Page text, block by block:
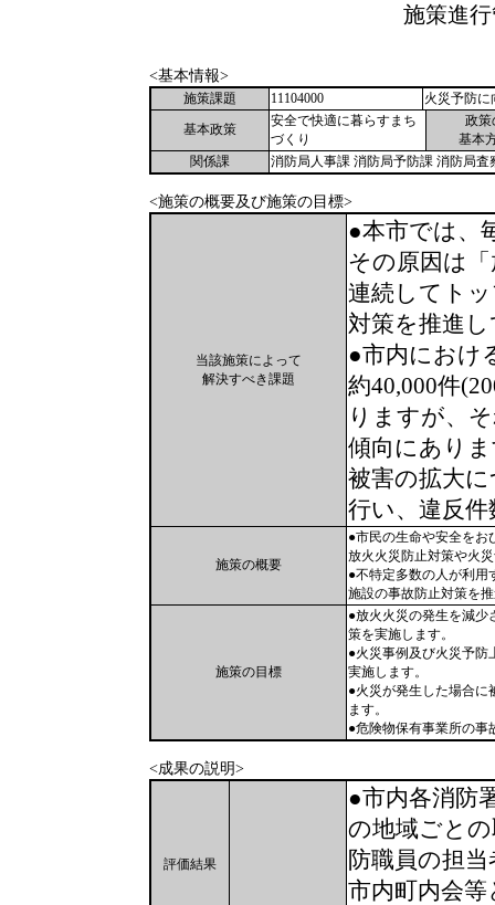
施策進
<基本情報>
施策課題 11104000
火災予防に
基本政策
安全で快適に暮らすまち
づくり
政策
基本
関係課
消防局人事課 消防局予防課 消防局査
<施策の概要及び施策の目標>
当該施策によって
解決すべき課題
●本市では、
その原因は
連続してト
対策を推進
●市内におけ
約40,000件
りますが、
傾向にあり
被害の拡大
行い、違反
施策の概要
●市民の生命や安全をお
放火火災防止対策や火
●不特定多数の人が利用
施設の事故防止対策を
施策の目標
●放火火災の発生を減少
策を実施します。
●火災事例及び火災予防
実施します。
●火災が発生した場合に
ます。
●危険物保有事業所の事
<成果の説明>
評価結果
●市内各消防
の地域ごと
防職員の担
市内町内会